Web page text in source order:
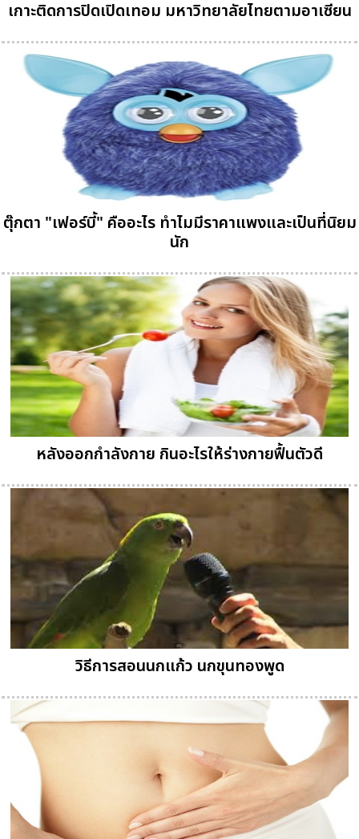
เกาะติดการปิดเปิดเทอม มหาวิทยาลัยไทยตามอาเซียน
ตุ๊กตา "เฟอร์บี้" คืออะไร ทำไมมีราคาแพงและเป็นที่นิยม
นัก
หลังออกกำลังกาย กินอะไรให้ร่างกายฟื้นตัวดี
วิธีการสอนนกแก้ว นกขุนทองพูด